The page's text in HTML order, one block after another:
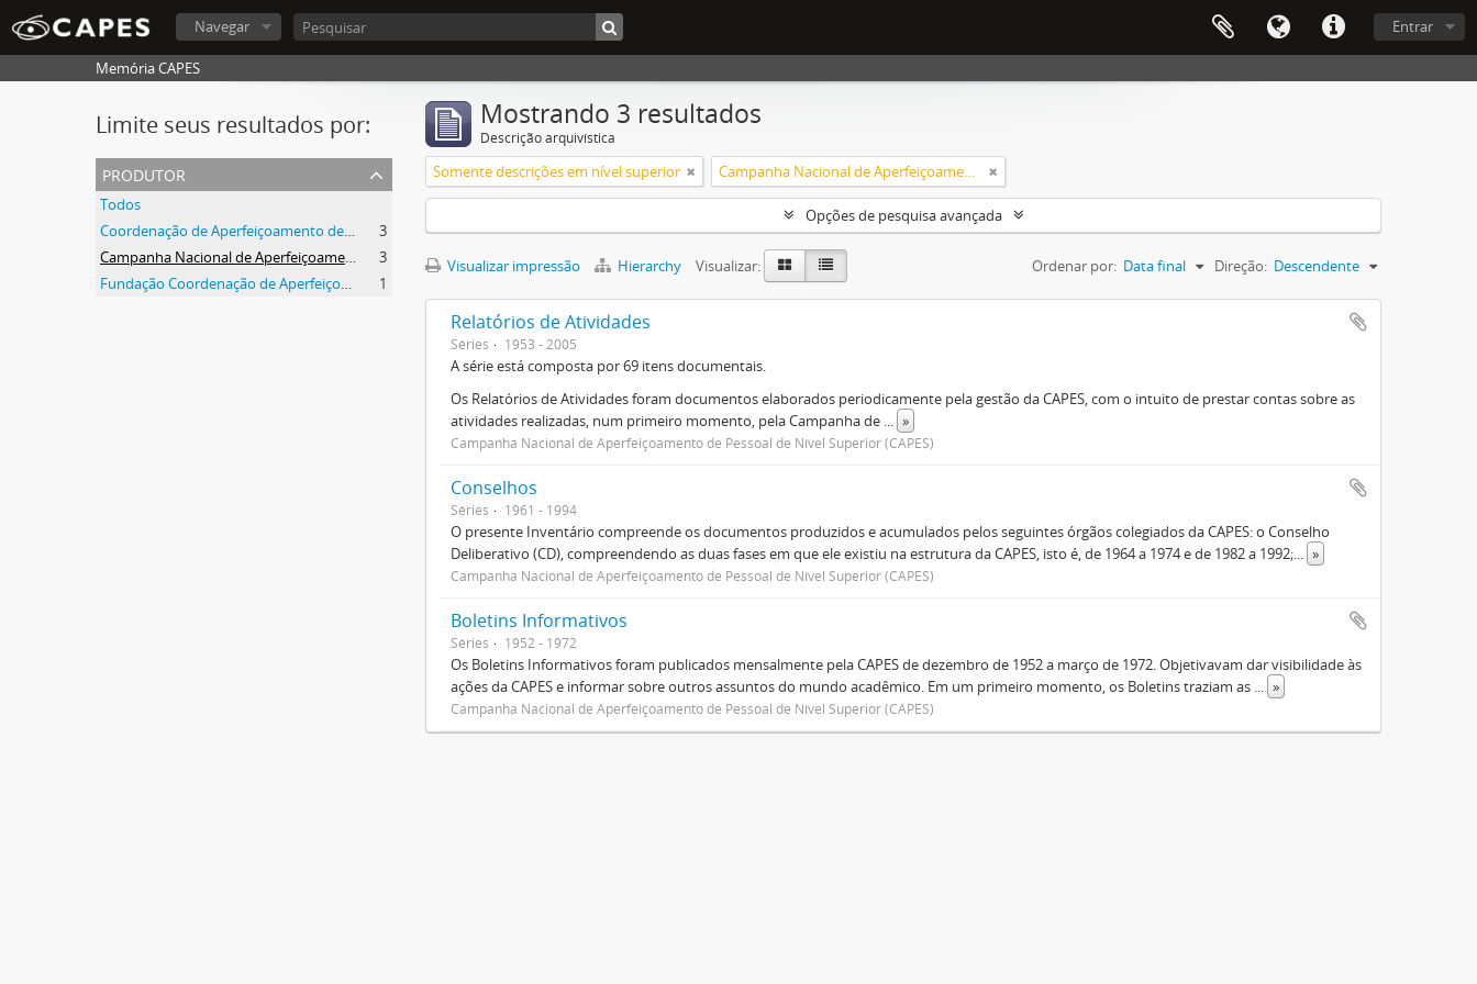
Entrar
Navegar
Memória CAPES
Limite seus resultados por:
produtor
Todos
Coordenação de Aperfeiçoamento de Pessoal de Nível Superior (CAPES)
3
Campanha Nacional de Aperfeiçoamento de Pessoal de Nível Superior (CAPES)
3
Fundação Coordenação de Aperfeiçoamento de Pessoal de Nível Superior (CAPES)
1
Mostrando 3 resultados
Descrição arquivística
Somente descrições em nível superior Campanha Nacional de Aperfeiçoamento de Pessoal de Nível Superior (CAPES)
Opções de pesquisa avançada
Visualizar impressão Hierarchy Visualizar: Ordenar por: Data final Direção: Descendente
Relatórios de Atividades
Séries 1953 - 2005
A série está composta por 69 itens documentais.
Os Relatórios de Atividades foram documentos elaborados periodicamente pela gestão da CAPES, com o intuito de prestar contas sobre as
atividades realizadas, num primeiro momento, pela Campanha de ... »
Campanha Nacional de Aperfeiçoamento de Pessoal de Nível Superior (CAPES)
Conselhos
Séries 1961 - 1994
O presente Inventário compreende os documentos produzidos e acumulados pelos seguintes órgãos colegiados da CAPES: o Conselho
Deliberativo (CD), compreendendo as duas fases em que ele existiu na estrutura da CAPES, isto é, de 1964 a 1974 e de 1982 a 1992;... »
Campanha Nacional de Aperfeiçoamento de Pessoal de Nível Superior (CAPES)
Boletins Informativos
Séries 1952 - 1972
Os Boletins Informativos foram publicados mensalmente pela CAPES de dezembro de 1952 a março de 1972. Objetivavam dar visibilidade às
ações da CAPES e informar sobre outros assuntos do mundo acadêmico. Em um primeiro momento, os Boletins traziam as ... »
Campanha Nacional de Aperfeiçoamento de Pessoal de Nível Superior (CAPES)